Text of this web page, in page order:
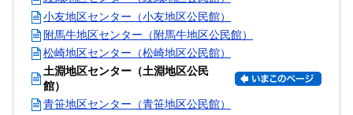
小友地区センター（小友地区公民館）
附馬牛地区センター（附馬牛地区公民館）
松崎地区センター（松崎地区公民館）
土淵地区センター（土淵地区公民
館）
青笹地区センター（青笹地区公民館）